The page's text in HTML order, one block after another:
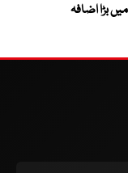
بڑا اضافہ